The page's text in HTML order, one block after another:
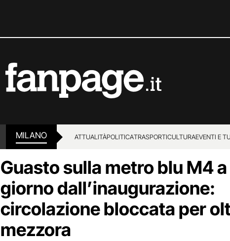
MILANO ATTUALITÀPOLITICATRASPORTICULTURAEVENTI E
Guasto sulla metro blu M4
giorno dall’inaugurazione:
circolazione bloccata per
mezzora